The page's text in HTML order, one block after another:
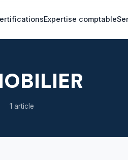
Expertise comptable
1 article